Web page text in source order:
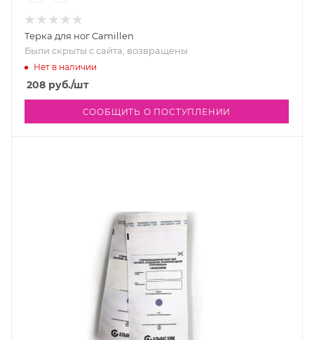
Терка для ног Camillen
Были скрыты с сайта, возвращены
Нет в наличии
208 руб./шт
СООБЩИТЬ О ПОСТУПЛЕНИИ